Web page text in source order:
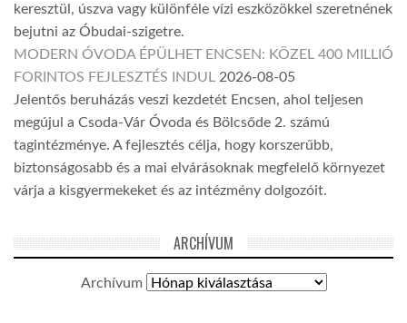
keresztül, úszva vagy különféle vízi eszközökkel szeretnének
bejutni az Óbudai-szigetre.
MODERN ÓVODA ÉPÜLHET ENCSEN: KÖZEL 400 MILLIÓ
FORINTOS FEJLESZTÉS INDUL 2026-08-05
Jelentős beruházás veszi kezdetét Encsen, ahol teljesen
megújul a Csoda-Vár Óvoda és Bölcsőde 2. számú
tagintézménye. A fejlesztés célja, hogy korszerűbb,
biztonságosabb és a mai elvárásoknak megfelelő környezet
várja a kisgyermekeket és az intézmény dolgozóit.
ARCHÍVUM
Archívum